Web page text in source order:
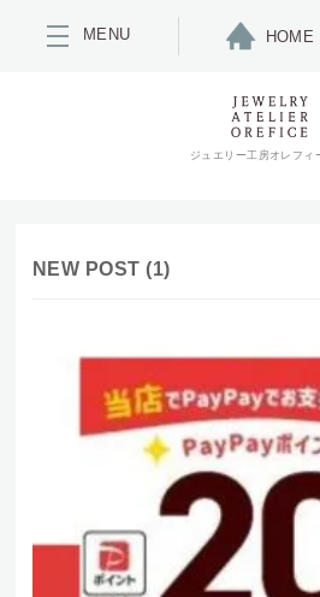
MENU HOME
ジュエリー工房オレフィ
NEW POST (1)